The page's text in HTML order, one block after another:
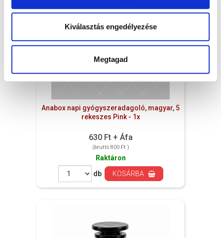
Kiválasztás engedélyezése
Megtagad
Anabox napi gyógyszeradagoló, magyar, 5
rekeszes Pink - 1x
630 Ft + Áfa
(bruttó 800 Ft )
Raktáron
db
KOSÁRBA